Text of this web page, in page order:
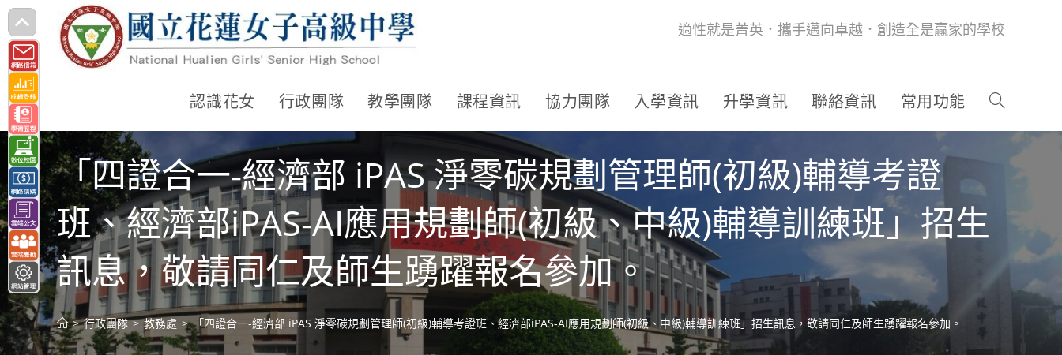
跳
轉
至
主
要
內
容
適性就是菁英．攜手邁向卓越．創造全是贏家的學校
認識花女 行政團隊 教學團隊 課程資訊 協力團隊 入學資訊 升學資訊 聯絡資訊 常用功能
「四證合一-經濟部 iPAS 淨零碳規劃管理師(初級)輔導考證
班、經濟部iPAS-AI應用規劃師(初級、中級)輔導訓練班」招生
訊息，敬請同仁及師生踴躍報名參加。
> 行政團隊 > 教務處 > 「四證合一-經濟部 iPAS 淨零碳規劃管理師(初級)輔導考證班、經濟部iPAS-AI應用規劃師(初級、中級)輔導訓練班」招生訊息，敬請同仁及師生踴躍報名參加。